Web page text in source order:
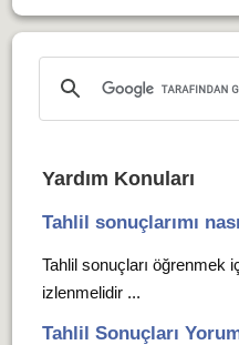
Yardım Konuları
Tahlil sonuçlarımı
Tahlil sonuçları öğrenmek
izlenmelidir ...
Tahlil Sonuçları